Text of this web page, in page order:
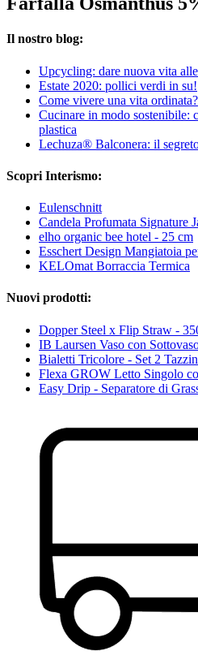
Il nostro blog:
Upcycling: dare nuova vita
Estate 2020: pollici verdi in su!
Come vivere una vita ordinata?
Cucinare in modo sostenibile:
plastica
Lechuza® Balconera: il
Scopri Interismo:
Eulenschnitt
Candela Profumata Signature
elho organic bee hotel - 25 cm
Esschert Design Mangiatoia
KELOmat Borraccia Termica
Nuovi prodotti:
Dopper Steel x Flip Straw -
IB Laursen Vaso con
Bialetti Tricolore - Set 2
Flexa GROW Letto Singolo
Easy Drip - Separatore di